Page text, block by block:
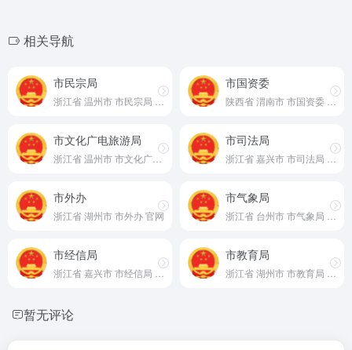
相关导航
市民宗局
浙江省 温州市 市民宗局 官网
市国资委
陕西省 渭南市 市国资委 官网
市文化广电旅游局 市司法局
浙江省 嘉兴市 市司法局 官网
市外办
浙江省 湖州市 市外办 官网
市气象局
浙江省 台州市 市气象局 官网
市经信局
浙江省 嘉兴市 市经信局 官网
市教育局
浙江省 湖州市 市教育局 官网
暂无评论